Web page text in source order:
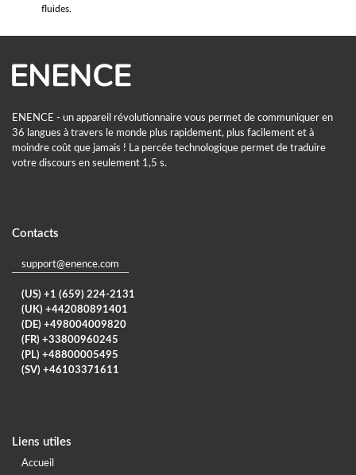
fluides.
ENENCE - un appareil révolutionnaire vous permet de communiquer en
36 langues à travers le monde plus rapidement, plus facilement et à
moindre coût que jamais ! La percée technologique permet de traduire
votre discours en seulement 1,5 s.
Contacts
support@enence.com
(US) +1 (659) 224-2131
(UK) +442080891401
(DE) +498004009820
(FR) +33800960245
(PL) +48800005495
(SV) +46103371611
Liens utiles
Accueil